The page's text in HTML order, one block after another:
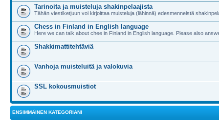
Tarinoita ja muisteluja shakinpelaajista
Tähän viestiketjuun voi kirjoittaa muisteluja (lähinnä) edesmenneistä
Chess in Finland in English language
Here we can talk about chee in Finland in English language. Please also
Shakkimattitehtäviä
Vanhoja muisteluitä ja valokuvia
SSL kokousmuistiot
ENSIMMÄINEN KATEGORIANI